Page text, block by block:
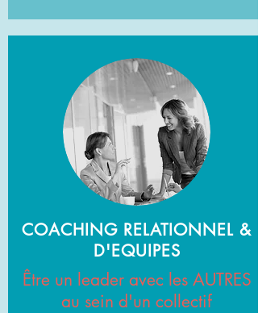
COACHING RELATIONNEL &
D'EQUIPES
Être un leader avec les AUTRES
au sein d'un collectif